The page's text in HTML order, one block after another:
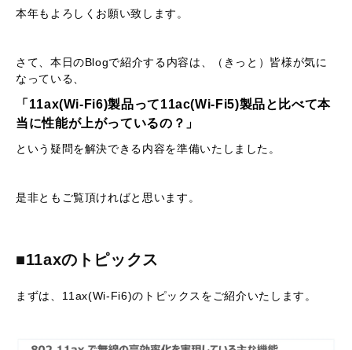
本年もよろしくお願い致します。
さて、本日のBlogで紹介する内容は、（きっと）皆様が気に
なっている、
「11ax(Wi-Fi6)製品って11ac(Wi-Fi5)製品と比べて本
当に性能が上がっているの？」
という疑問を解決できる内容を準備いたしました。
是非ともご覧頂ければと思います。
■11axのトピックス
まずは、11ax(Wi-Fi6)のトピックスをご紹介いたします。